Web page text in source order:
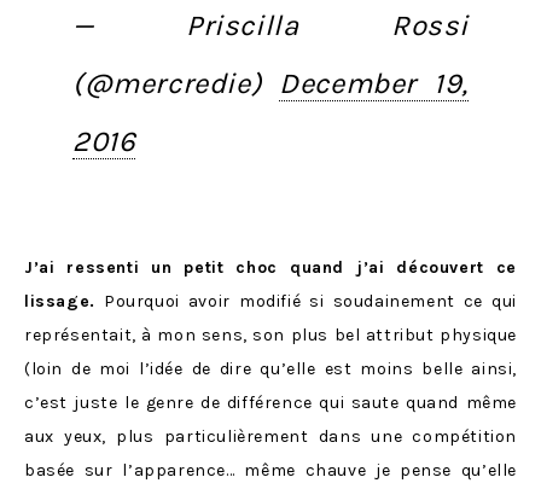
— Priscilla Rossi
(@mercredie) December 19,
2016
J’ai ressenti un petit choc quand j’ai découvert ce
lissage. Pourquoi avoir modifié si soudainement ce qui
représentait, à mon sens, son plus bel attribut physique
(loin de moi l’idée de dire qu’elle est moins belle ainsi,
c’est juste le genre de différence qui saute quand même
aux yeux, plus particulièrement dans une compétition
basée sur l’apparence… même chauve je pense qu’elle